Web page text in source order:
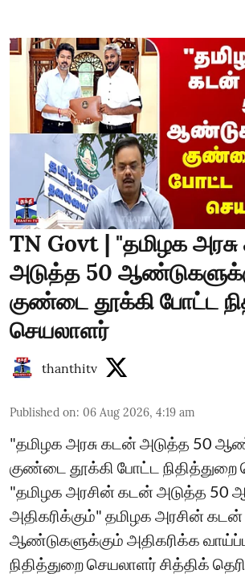
TN Govt | "தமிழக
அடுத்த 50
குண்டை தூக்கி போட்ட
செயலாளர்
thanthitv
Published on: 06 Aug 2026, 4:19 am
"தமிழக அரசு கடன் அடுத்த 50
குண்டை தூக்கி போட்ட நிதித்துறை
"தமிழக அரசின் கடன் அடுத்த 50
அதிகரிக்கும்" தமிழக அரசின்
ஆண்டுகளுக்கும் அதிகரிக்க
நிதித்துறை செயலாளர் சித்திக்